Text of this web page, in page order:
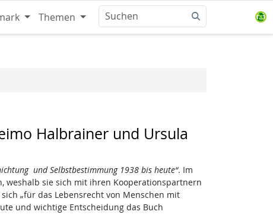
Themen
Halbrainer und Ursula
und Selbstbestimmung 1938 bis heute“. Im
weshalb sie sich mit ihren Kooperationspartnern
„für das Lebensrecht von Menschen mit
und wichtige Entscheidung das Buch